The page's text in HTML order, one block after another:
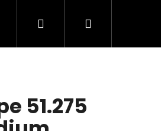
Ponožky Dětské prádlo
PřihlášeníNákupní
51.275